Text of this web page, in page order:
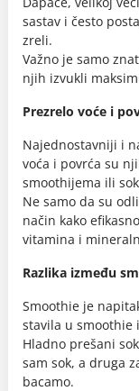
sastav i često
zreli.
Važno je samo
njih izvukli
Prezrelo voće i
Najednostavniji i
voća i povrća su
smoothijema ili
Ne samo da su
način kako
vitamina i
Razlika između
Smoothie je
stavila u smoothie
Hladno prešani
sam sok, a druga
bacamo.